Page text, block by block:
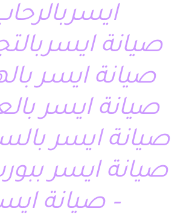
صيانة
صيانة ايسر
صيانة ايسر
صيانة ايسر
صيانة ايسر
– صيانة